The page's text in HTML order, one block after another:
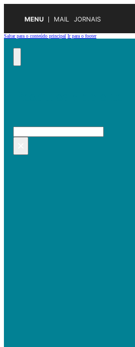
MENU MAIL JORNAIS
Saltar para o conteúdo principal Ir para o footer
Pesquisar